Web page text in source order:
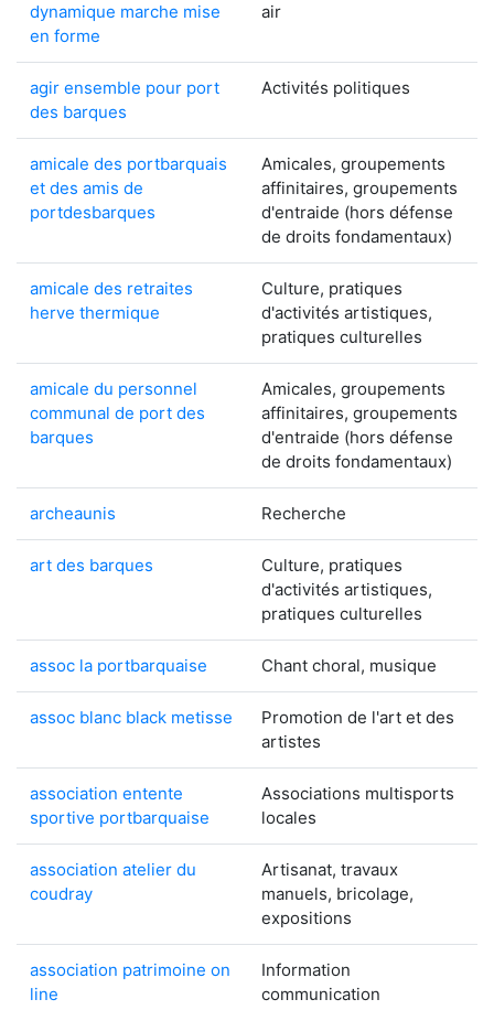
dynamique marche mise
en forme
air
agir ensemble pour port
des barques
Activités politiques
amicale des portbarquais
et des amis de
portdesbarques
Amicales, groupements
affinitaires, groupements
d'entraide (hors défense
de droits fondamentaux)
amicale des retraites
herve thermique
Culture, pratiques
d'activités artistiques,
pratiques culturelles
amicale du personnel
communal de port des
barques
Amicales, groupements
affinitaires, groupements
d'entraide (hors défense
de droits fondamentaux)
archeaunis Recherche
art des barques
Culture, pratiques
d'activités artistiques,
pratiques culturelles
assoc la portbarquaise Chant choral, musique
assoc blanc black metisse
Promotion de l'art et des
artistes
association entente
sportive portbarquaise
Associations multisports
locales
association atelier du
coudray
Artisanat, travaux
manuels, bricolage,
expositions
association patrimoine on
line
Information
communication